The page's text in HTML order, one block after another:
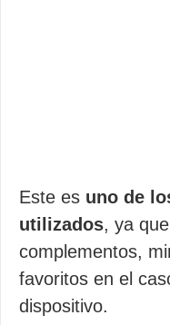
Este es uno de
utilizados, ya
complementos,
favoritos en el
dispositivo.